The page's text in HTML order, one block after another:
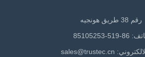
sales@trustec.cn